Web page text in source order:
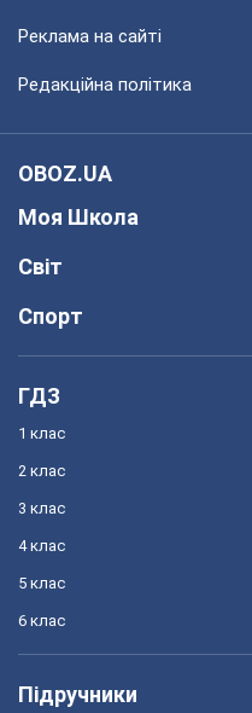
Реклама на сайті
Редакційна політика
OBOZ.UA
Моя Школа
Світ
Спорт
ГДЗ
1 клас
2 клас
3 клас
4 клас
5 клас
6 клас
Підручники